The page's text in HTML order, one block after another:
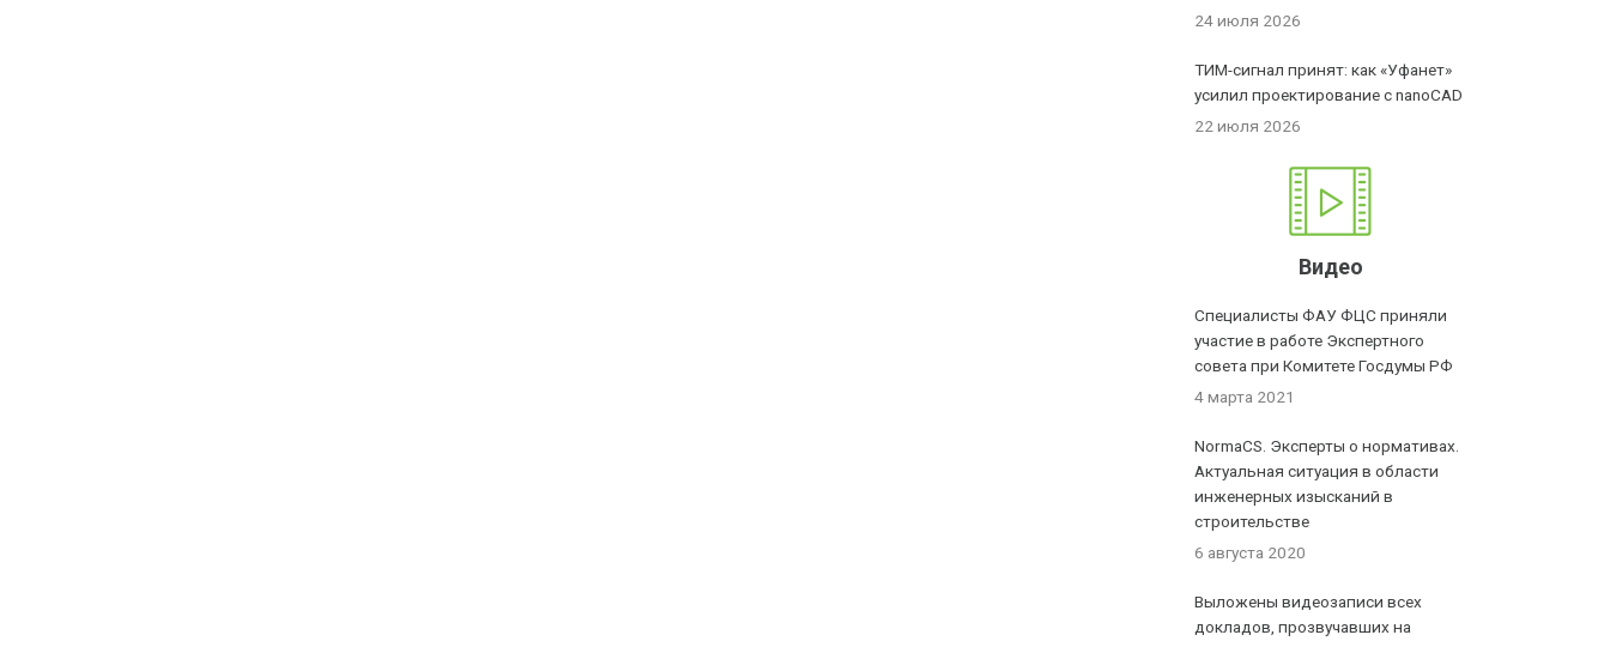
24 июля 2026
ТИМ-сигнал принят: как «Уфанет»
усилил проектирование с nanoCAD
22 июля 2026
Видео
Специалисты ФАУ ФЦС приняли
участие в работе Экспертного
совета при Комитете Госдумы РФ
4 марта 2021
NormaCS. Эксперты о нормативах.
Актуальная ситуация в области
инженерных изысканий в
строительстве
6 августа 2020
Выложены видеозаписи всех
докладов, прозвучавших на